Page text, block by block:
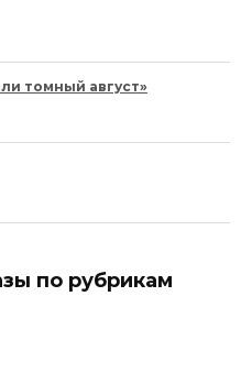
томный август»
по рубрикам